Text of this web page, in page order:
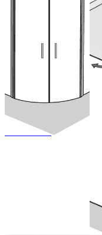
profilés
battants, 4
éléments
de 1.146,00 € (TVA
Configurer
maintenant